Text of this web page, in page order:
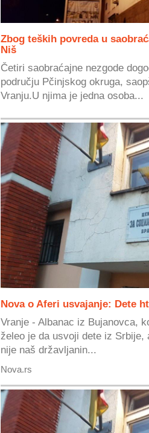
Zbog teških povreda u
Niš
Četiri saobraćajne nezgode
području Pčinjskog okruga,
Vranju.U njima je jedna osoba...
Nova o Aferi usvajanje: Dete
Vranje - Albanac iz Bujanovca,
želeo je da usvoji dete iz Srbije,
nije naš državljanin...
Nova.rs